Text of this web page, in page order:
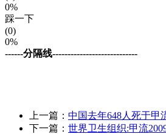
0%
踩一下
(0)
0%
------分隔线----------------------------
上一篇： 中国去年648人死于甲
下一篇： 世界卫生组织:甲流